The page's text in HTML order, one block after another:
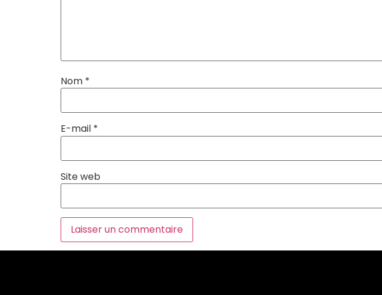
Nom *
E-mail *
Site web